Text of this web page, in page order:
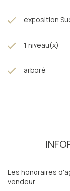
exposition
1 niveau(x)
arboré
Les honoraires
vendeur